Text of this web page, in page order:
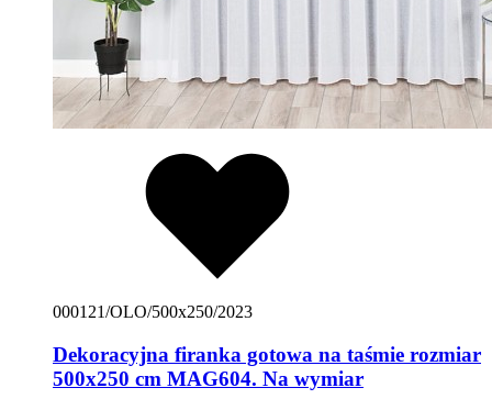
000121/OLO/500x250/2023
Dekoracyjna firanka gotowa na taśmie rozmiar
500x250 cm MAG604. Na wymiar